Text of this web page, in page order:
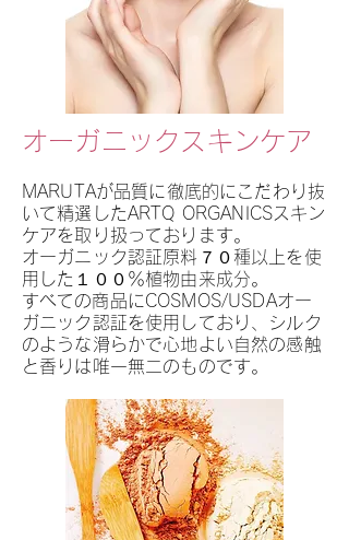
オーガニックスキンケア
MARUTAが品質に徹底的にこだわり抜
いて精選したARTQ ORGANICSスキン
ケアを取り扱っております。
オーガニック認証原料７０種以上を使
用した１００％植物由来成分。
​すべての商品にCOSMOS/USDAオー
ガニック認証を使用しており、シルク
のような滑らかで心地よい自然の感触
と香りは唯一無二のものです。